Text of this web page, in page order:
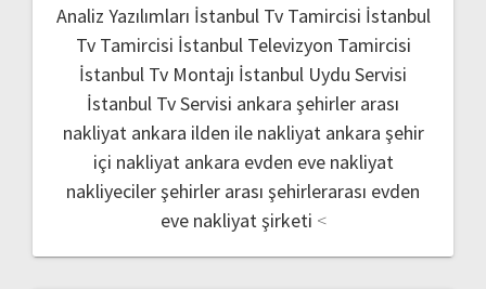
Analiz Yazılımları İstanbul Tv Tamircisi İstanbul
Tv Tamircisi İstanbul Televizyon Tamircisi
İstanbul Tv Montajı İstanbul Uydu Servisi
İstanbul Tv Servisi ankara şehirler arası
nakliyat ankara ilden ile nakliyat ankara şehir
içi nakliyat ankara evden eve nakliyat
nakliyeciler şehirler arası şehirlerarası evden
eve nakliyat şirketi <